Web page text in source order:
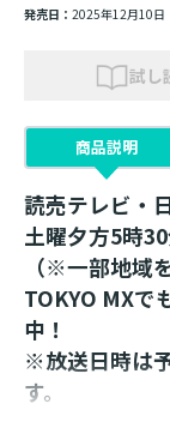
発売日： 2025年12月10日
試し
商品説明
読売テレビ・
土曜夕方5時
（※一部地域
TOKYO MXで
中！
※放送日時は
す。